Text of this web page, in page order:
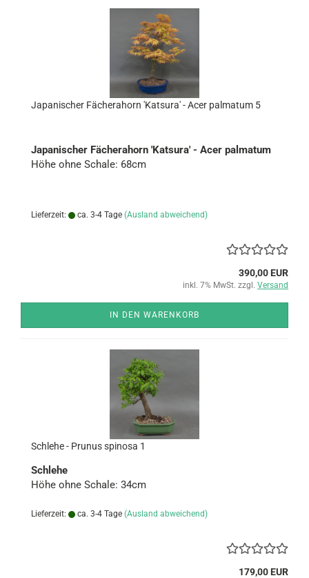
Ja­pa­ni­scher Fä­cher­a­horn 'Kat­s­u­ra' - Acer palma­tum 5
Ja­pa­ni­scher Fä­cher­a­horn 'Kat­s­u­ra' - Acer palma­tum
Höhe ohne Scha­le: 68cm
Lieferzeit: ca. 3-4 Tage (Ausland abweichend)
390,00 EUR
inkl. 7% MwSt. zzgl. Versand
IN DEN WARENKORB
Schle­he - Pru­nus spi­no­sa 1
Schle­he
Höhe ohne Scha­le: 34cm
Lieferzeit: ca. 3-4 Tage (Ausland abweichend)
179,00 EUR